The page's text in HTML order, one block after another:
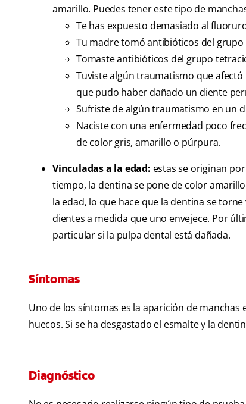
amarillo. Puedes tener este tipo de
Te has expuesto demasiado al
Tu madre tomó antibióticos del
Tomaste antibióticos del grupo
Tuviste algún traumatismo que
que pudo haber dañado un diente
Sufriste de algún traumatismo en un
Naciste con una enfermedad poco
de color gris, amarillo o púrpura.
Vinculadas a la edad: estas se originan
tiempo, la dentina se pone de color
la edad, lo que hace que la dentina se
dientes a medida que uno envejece. Por
particular si la pulpa dental está dañada.
Síntomas
Uno de los síntomas es la aparición de
huecos. Si se ha desgastado el esmalte y la
Diagnóstico